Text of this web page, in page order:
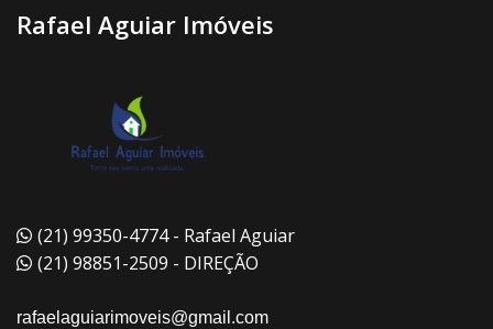
Rafael Aguiar Imóveis
(21) 99350-4774 - Rafael Aguiar
(21) 98851-2509 - DIREÇÃO
rafaelaguiarimoveis@gmail.com